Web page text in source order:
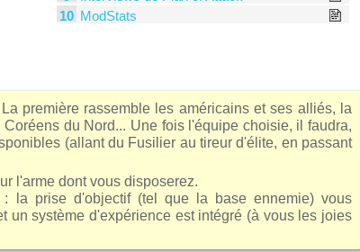
10 ModStats
première rassemble les américains et ses alliés, la
du Nord... Une fois l'équipe choisie, il faudra,
(allant du Fusilier au tireur d'élite, en passant
l'arme dont vous disposerez.
la prise d'objectif (tel que la base ennemie) vous
un système d'expérience est intégré (à vous les joies